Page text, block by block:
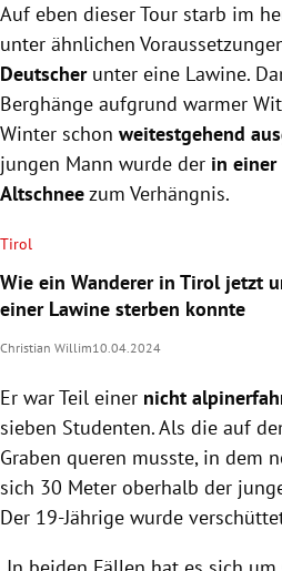
Auf eben dieser Tour starb im
unter ähnlichen
Deutscher unter eine Lawine.
Berghänge aufgrund warmer
Winter schon weitestgehend
jungen Mann wurde der in einer
Altschneezum Verhängnis.
Tirol
Wie ein Wanderer in Tirol jetzt
einer Lawine sterben konnte
Christian Willim10.04.2024
Er war Teil einer nicht
sieben Studenten. Als die auf
Graben queren musste, in dem
sich 30 Meter oberhalb der
Der 19-Jährige wurde